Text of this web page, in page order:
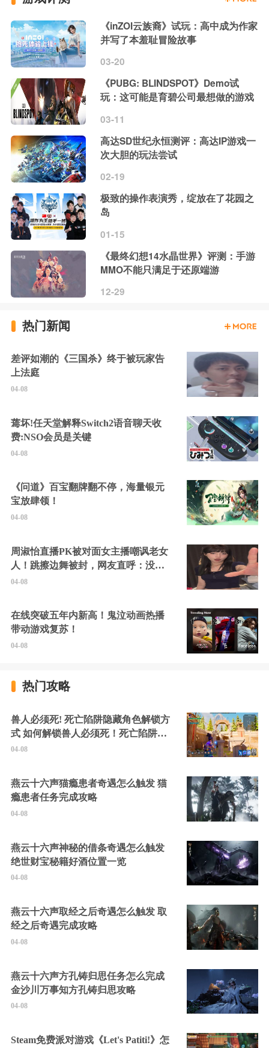
《inZOI云族裔》试玩：高中成为作家
并写了本羞耻冒险故事
03-20
《PUBG: BLINDSPOT》Demo试
玩：这可能是育碧公司最想做的游戏
03-11
高达SD世纪永恒测评：高达IP游戏一
次大胆的玩法尝试
02-19
极致的操作表演秀，绽放在了花园之
岛
01-15
《最终幻想14水晶世界》评测：手游
MMO不能只满足于还原端游
12-29
热门新闻
差评如潮的《三国杀》终于被玩家告
上法庭
04-08
蔫坏!任天堂解释Switch2语音聊天收
费:NSO会员是关键
04-08
《问道》百宝翻牌翻不停，海量银元
宝放肆领！
04-08
周淑怡直播PK被对面女主播嘲讽老女
人！跳擦边舞被封，网友直呼：没边
硬擦封的好！
04-08
在线突破五年内新高！鬼泣动画热播
带动游戏复苏！
04-08
热门攻略
兽人必须死! 死亡陷阱隐藏角色解锁方
式 如何解锁兽人必须死！死亡陷阱中
的隐藏角色
04-08
燕云十六声猫瘾患者奇遇怎么触发 猫
瘾患者任务完成攻略
04-08
燕云十六声神秘的借条奇遇怎么触发
绝世财宝秘籍好酒位置一览
04-08
燕云十六声取经之后奇遇怎么触发 取
经之后奇遇完成攻略
04-08
燕云十六声方孔铸归思任务怎么完成
金沙川万事知方孔铸归思攻略
04-08
Steam免费派对游戏《Let's Patiti!》怎